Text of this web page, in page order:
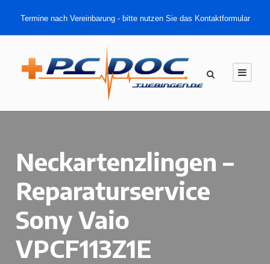
Termine nach Vereinbarung - bitte nutzen Sie das Kontaktformular
Neckartenzlingen –
Reparaturservice
Sony Vaio
VPCF113Z1E